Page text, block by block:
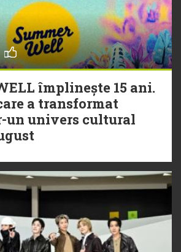
împlinește 15 ani.
a transformat
un univers cultural